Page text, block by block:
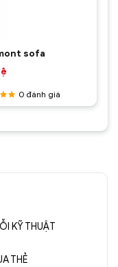
sofa
0 đánh giá
KỸ THUẬT
THẺ